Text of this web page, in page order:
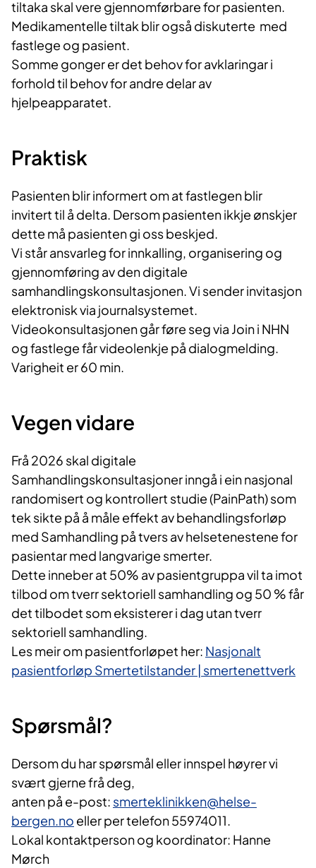
tiltaka skalvere gjennomførbare for pasienten.
Medikamentelle tiltak blir også diskuterte med
fastlege og pasient.
Somme gonger er det behov foravklaringari
forhold til behov for andre delarav
hjelpeapparatet.
Praktisk
Pasienten blir informert om at fastlegen blir
invitert til å delta. Dersom pasientenikkje ønskjer
dette må pasienten gi oss beskjed.
Vi ståransvarlegfor innkalling, organisering og
gjennomføring av den digitale
samhandlingskonsultasjonen. Vi sender invitasjon
elektronisk via journalsystemet.
Videokonsultasjonen går føre seg via Joini NHN
og fastlege fårvideolenkje på dialogmelding.
Varigheit er 60 min.
Vegenvidare
Frå 2026 skal digitale
Samhandlingskonsultasjoner inngå i einnasjonal
randomisert og kontrollert studie(PainPath)som
tek sikte på å måle effekt avbehandlingsforløp
med Samhandling på tversavhelsetenestenefor
pasientarmed langvarige smerter.
Dette inneberat 50% av pasientgruppa vil ta imot
tilbod omtverrsektoriell samhandling og 50 % får
dettilbodet som eksisterer i dag utantverr
sektoriell samhandling.
Lesmeirompasientforløpet her: Nasjonalt
pasientforløp Smertetilstander | smertenettverk
Spørsmål?
Dersom du har spørsmål ellerinnspel høyrer vi
svært gjernefrå deg
antenpå e-post: smerteklinikken@helse-
bergen.no eller per telefon 55974011.
Lokal kontaktpersonog koordinator: Hanne
Mørch